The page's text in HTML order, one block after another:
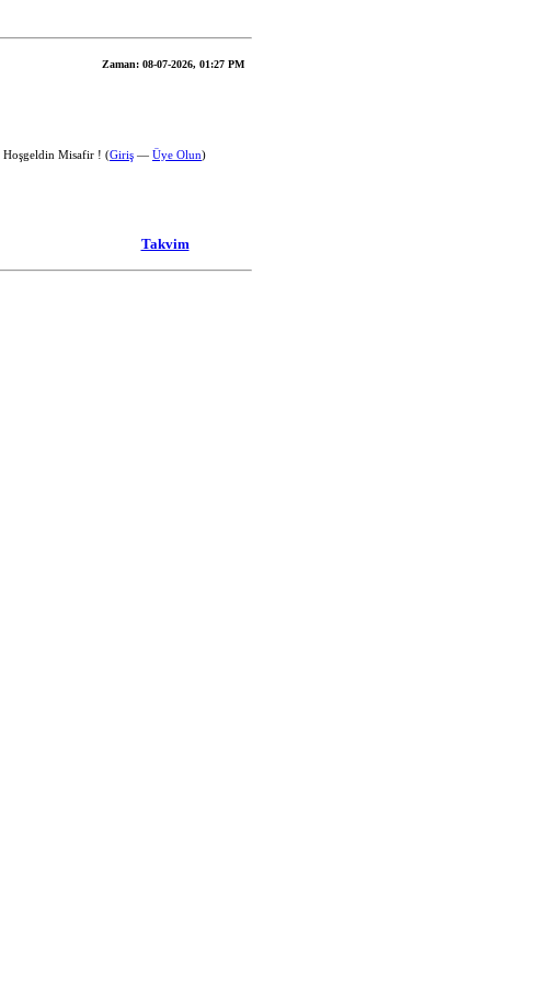
Zaman: 08-07-2026, 01:27 PM
Hoşgeldin Misafir ! (Giriş — Üye Olun)
Takvim